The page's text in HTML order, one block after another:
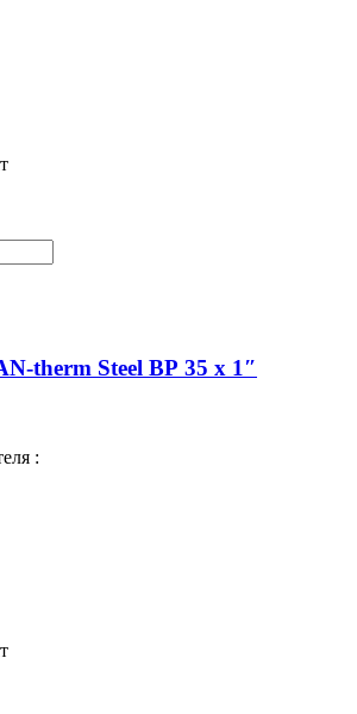
therm Steel ВР 35 x 1″
: